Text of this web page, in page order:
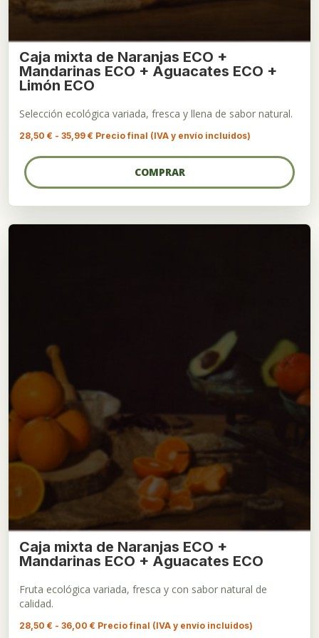
Caja mixta de Naranjas ECO +
Mandarinas ECO + Aguacates ECO +
Limón ECO
Selección ecológica variada, fresca y llena de sabor natural.
28,50€ - 35,99€ Rango
precios:
35,99 €
Precio final (IVA y envío incluidos)
COMPRAR
Caja mixta de Naranjas ECO +
Mandarinas ECO + Aguacates ECO
Fruta ecológica variada, fresca y con sabor natural de
calidad.
28,50€ - 36,00€ Rango
Precio final (IVA y envío incluidos)